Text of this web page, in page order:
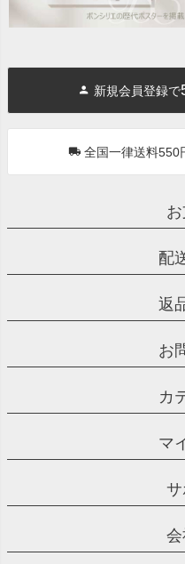
新規会員登録で
全国一律送料550
配
返
お
カ
マ
サ